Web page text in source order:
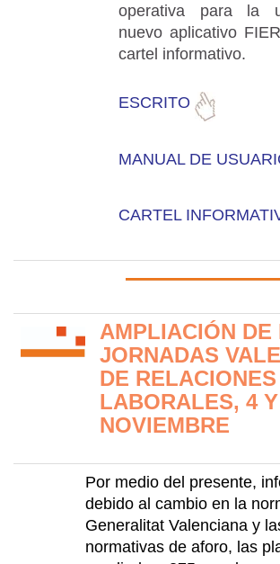
operativa para la
nuevo aplicativo
cartel informativo.
ESCRITO
MANUAL DE
CARTEL
AMPLIACIÓN DE
JORNADAS
DE RELACIONES
LABORALES, 4
NOVIEMBRE
Por medio del presente,
debido al cambio en la
Generalitat Valenciana y
normativas de aforo, las